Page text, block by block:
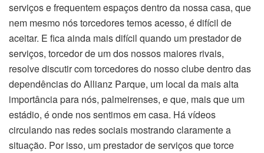
serviços e frequentem espaços dentro da nossa casa, que
nem mesmo nós torcedores temos acesso, é difícil de
aceitar. E fica ainda mais difícil quando um prestador de
serviços, torcedor de um dos nossos maiores rivais,
resolve discutir com torcedores do nosso clube dentro das
dependências do Allianz Parque, um local da mais alta
importância para nós, palmeirenses, e que, mais que um
estádio, é onde nos sentimos em casa. Há vídeos
circulando nas redes sociais mostrando claramente a
situação. Por isso, um prestador de serviços que torce